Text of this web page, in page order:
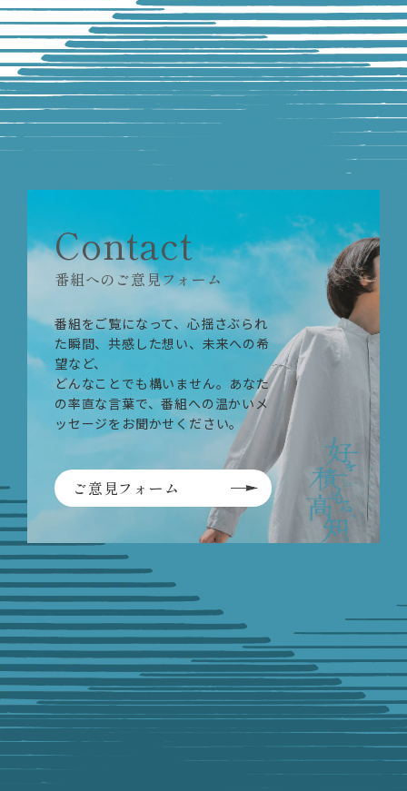
Contact
番組へのご意見フォーム
番組をご覧になって、心揺さぶられ
た瞬間、共感した想い、未来への希
望など、
どんなことでも構いません。あなた
の率直な言葉で、番組への温かいメ
ッセージをお聞かせください。
ご意見フォーム